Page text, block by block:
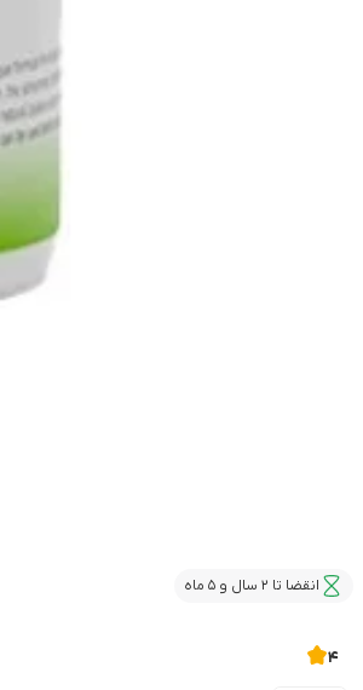
انقضا تا 2 سال و 5 ماه
4